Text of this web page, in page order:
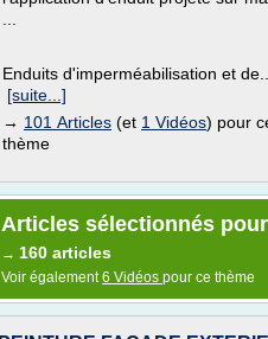
Enduits d'imperméabilisation et de...
[suite...]
→ 101 Articles (et 1 Vidéos) pour
thème
Articles sélectionnés
→ 160 articles
Voir également6 Vidéos pour ce thème